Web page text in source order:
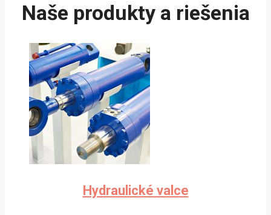
Naše produkty a riešenia
Hydraulické valce